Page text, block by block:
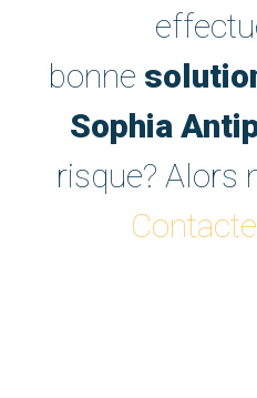
bonne
Sophia
risque? Alors